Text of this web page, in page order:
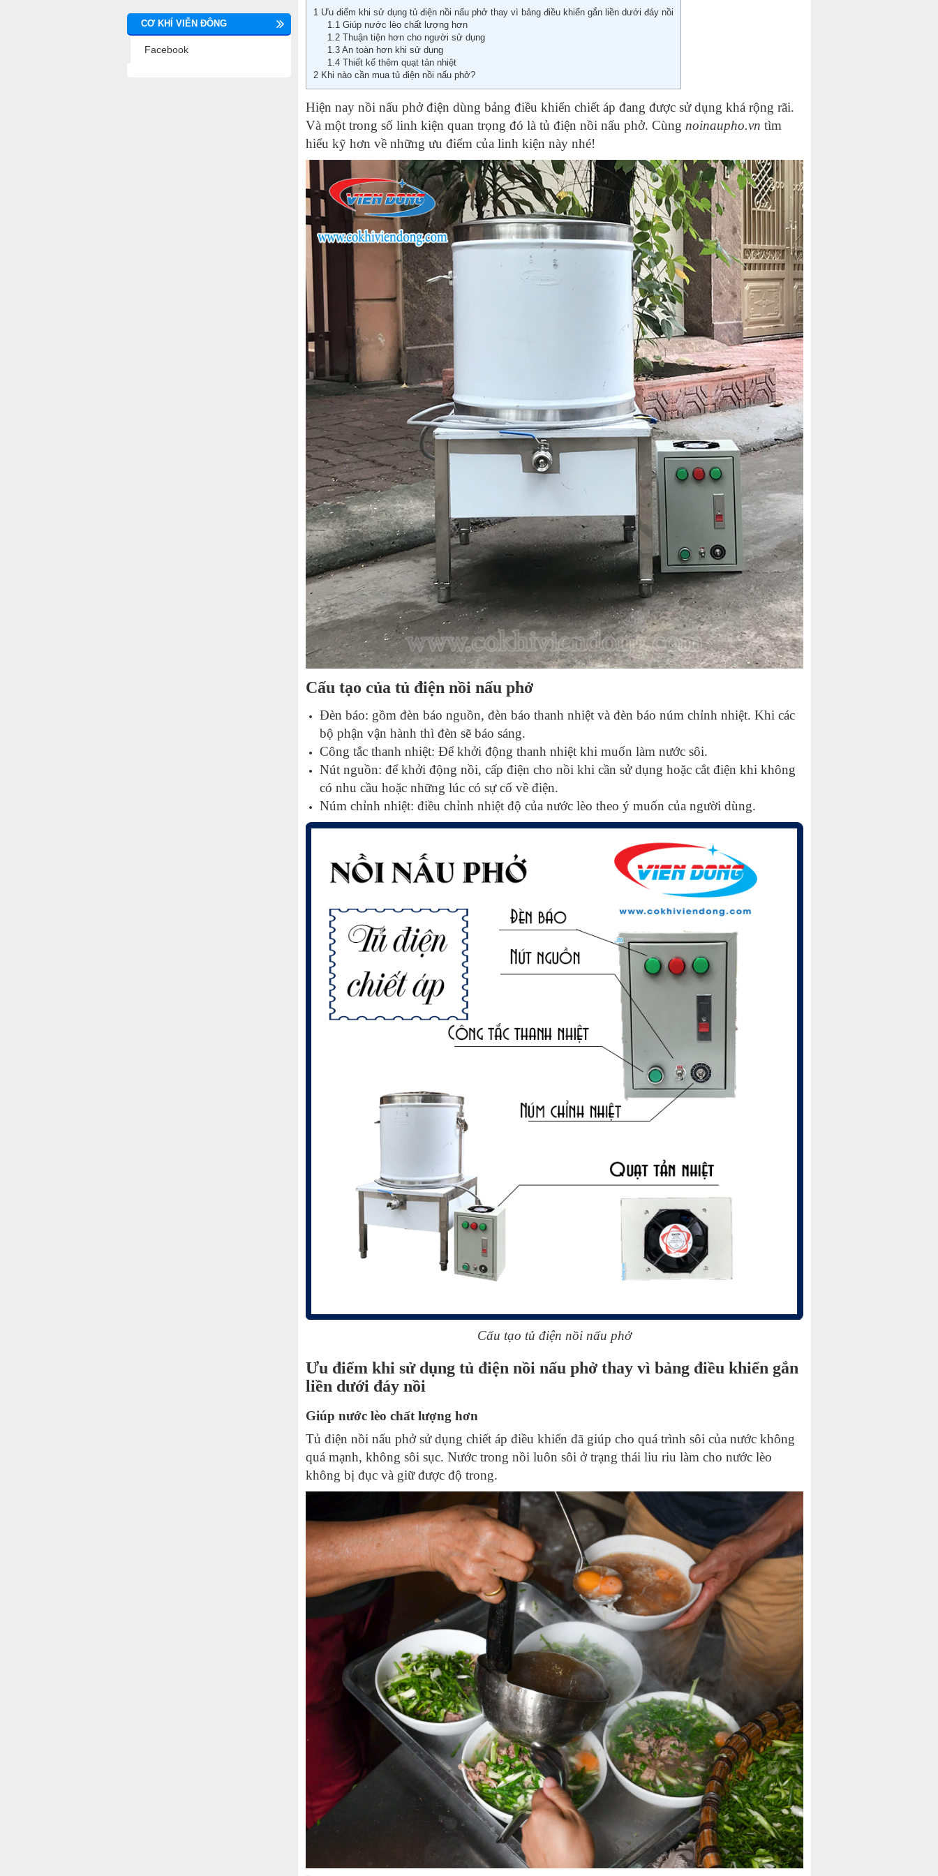
12
Vài điều cần biết về thanh nhiệt nồi nấu phở
13-Cách để bảo quản nồi nấu phở chuẩn nhất
14-Hướng dẫn vận hành nồi nấu phở Viễn Đông
15-Nồi nấu phở tiết kiệm điện Viễn Đông nấu bao lâu thì sôi?
-Dịch vụ bảo hành, bảo trì và sửa chữa nồi nấu phở Viễn Đông
18 -Biết giá nồi nấu phở bằng điện bao nhiêu tiền để mua về dùng
19-Bán nồi nấu phở cũ – Địa chỉ uy tín, chất lượng nhất
20-Báo giá nồi nấu phở bằng điện 2 ngăn
21
Có nên mua nồi nấu phở cao cấp thanh lý không?
22 - Giá nồi nấu phở đôi mẫu mới nhất
23
Khám phá bí quyết nấu phở gà ngon quên sầu của chị Tám
24
Nồi nấu phở 250 lít
25
Mua nồi phở giá rẻ- Tưởng HỜI mà KHÔNG HỀ HỜI!
26
Phở xào bò- bữa sáng thơm ngon cho cả gia đình.
27
Nồi điện nấu phở 80L
Nồi nấu phở dung tích lớn 200- 500L
29
Nồi nấu nước phở bằng điện
- Nồi nấu phở chung bệ
31
Nồi nấu phở 3 ngăn
32
-Nồi nấu phở 250 lít
33-Nồi nấu phở bằng điện 200 lít
34-Nồi nấu phở inox bằng điện
35-Nồi nấu phở bằng điện
1 Ưu điểm khi sử dụng tủ điện nồi nấu phở thay vì bảng điều khiển gắn liền dưới đáy nồi
1.1Giúp nước lèo chất lượng hơn
1.2Thuận tiện hơn cho người sử dụng
1.3An toàn hơn khi sử dụng
1.4Thiết kế thêm quạt tản nhiệt
2 Khi nào cần mua tủ điện nồi nấu phở?
Hiện nay nồi nấu phở điện dùng bảng điều khiển chiết áp đang được sử dụng khá rộng rãi.
Và một trong số linh kiện quan trọng đó là tủ điện nồi nấu phở. Cùng noinaupho.vn tìm
hiểu kỹ hơn về những ưu điểm của linh kiện này nhé!
Cấu tạo của tủ điện nồi nấu phở
Đèn báo: gồm đèn báo nguồn, đèn báo thanh nhiệt và đèn báo núm chỉnh nhiệt. Khi các
bộ phận vận hành thì đèn sẽ báo sáng.
Công tắc thanh nhiệt: Để khởi động thanh nhiệt khi muốn làm nước sôi.
Nút nguồn: để khởi động nồi, cấp điện cho nồi khi cần sử dụng hoặc cắt điện khi không
có nhu cầu hoặc những lúc có sự cố về điện.
Núm chỉnh nhiệt: điều chỉnh nhiệt độ của nước lèo theo ý muốn của người dùng.
Cấu tạo tủ điện nồi nấu phở
Ưu điểm khi sử dụng tủ điện nồi nấu phở thay vì bảng điều khiển gắn
liền dưới đáy nồi
Giúp nước lèo chất lượng hơn
Tủ điện nồi nấu phở sử dụng chiết áp điều khiển đã giúp cho quá trình sôi của nước không
quá mạnh, không sôi sục. Nước trong nồi luôn sôi ở trạng thái liu riu làm cho nước lèo
không bị đục và giữ được độ trong.
CƠ KHÍ VIỄN ĐÔNG
Facebook